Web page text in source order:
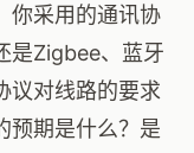
你采用的通讯协
是Zigbee、蓝牙
议对线路的要求
预期是什么？是